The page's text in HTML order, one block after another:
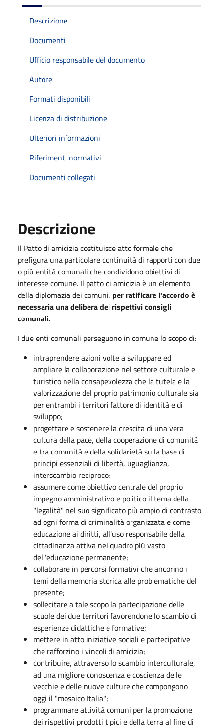
Descrizione
Documenti
Ufficio responsabile del documento
Autore
Formati disponibili
Licenza di distribuzione
Ulteriori informazioni
Riferimenti normativi
Documenti collegati
Descrizione
Il Patto di amicizia costituisce atto formale che
prefigura una particolare continuità di rapporti con due
o più entità comunali che condividono obiettivi di
interesse comune. Il patto di amicizia è un elemento
della diplomazia dei comuni; per ratificare l'accordo è
necessaria una delibera dei rispettivi consigli
comunali.
I due enti comunali perseguono in comune lo scopo di:
intraprendere azioni volte a sviluppare ed
ampliare la collaborazione nel settore culturale e
turistico nella consapevolezza che la tutela e la
valorizzazione del proprio patrimonio culturale sia
per entrambi i territori fattore di identità e di
sviluppo;
progettare e sostenere la crescita di una vera
cultura della pace, della cooperazione di comunità
e tra comunità e della solidarietà sulla base di
principi essenziali di libertà, uguaglianza,
interscambio reciproco;
assumere come obiettivo centrale del proprio
impegno amministrativo e politico il tema della
"legalità" nel suo significato più ampio di contrasto
ad ogni forma di criminalità organizzata e come
educazione ai diritti, all'uso responsabile della
cittadinanza attiva nel quadro più vasto
dell'educazione permanente;
collaborare in percorsi formativi che ancorino i
temi della memoria storica alle problematiche del
presente;
sollecitare a tale scopo la partecipazione delle
scuole dei due territori favorendone lo scambio di
esperienze didattiche e formative;
mettere in atto iniziative sociali e partecipative
che rafforzino i vincoli di amicizia;
contribuire, attraverso lo scambio interculturale,
ad una migliore conoscenza e coscienza delle
vecchie e delle nuove culture che compongono
oggi il "mosaico Italia";
programmare attività comuni per la promozione
dei rispettivi prodotti tipici e della terra al fine di